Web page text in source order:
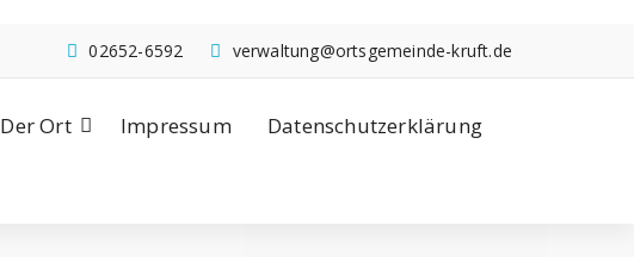
verwaltung@ortsgemeinde-kruft.de
02652-6592
Der Ort Impressum Datenschutzerklärung